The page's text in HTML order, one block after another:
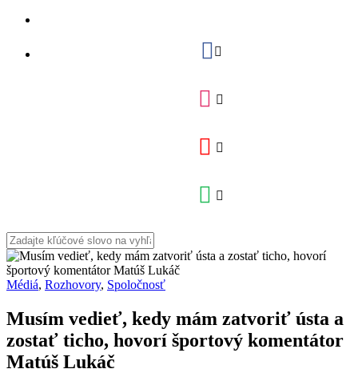
Médiá, Rozhovory, Spoločnosť
Musím vedieť, kedy mám zatvoriť ústa a
zostať ticho, hovorí športový komentátor
Matúš Lukáč